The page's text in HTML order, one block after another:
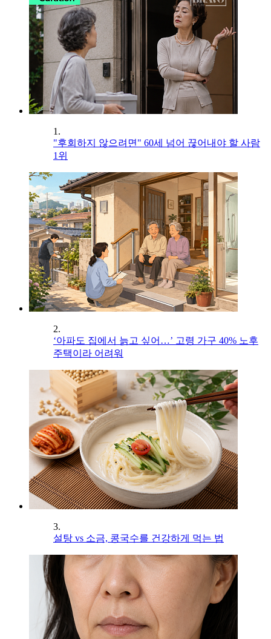
1.
"후회하지 않으려면" 60세 넘어 끊어내야 할 사람
1위
2.
‘아파도 집에서 늙고 싶어…’ 고령 가구 40% 노후
주택이라 어려워
3.
설탕 vs 소금, 콩국수를 건강하게 먹는 법